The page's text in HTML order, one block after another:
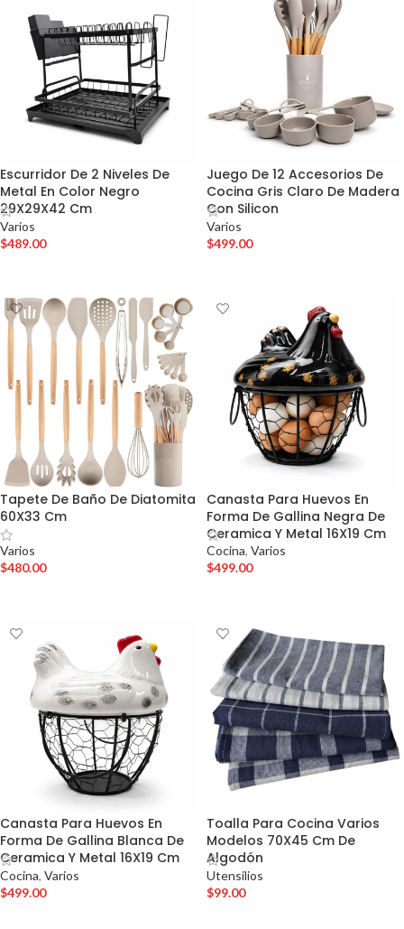
Escurridor De 2 Niveles De
Metal En Color Negro
29X29X42 Cm
Varios
$489.00
Juego De 12 Accesorios De
Cocina Gris Claro De Madera
Con Silicon
Varios
$499.00
Tapete De Baño De Diatomita
60X33 Cm
Varios
$480.00
Canasta Para Huevos En
Forma De Gallina Negra De
Ceramica Y Metal 16X19 Cm
Cocina, Varios
$499.00
Canasta Para Huevos En
Forma De Gallina Blanca De
Ceramica Y Metal 16X19 Cm
Cocina, Varios
$499.00
Toalla Para Cocina Varios
Modelos 70X45 Cm De
Algodón
Utensilios
$99.00